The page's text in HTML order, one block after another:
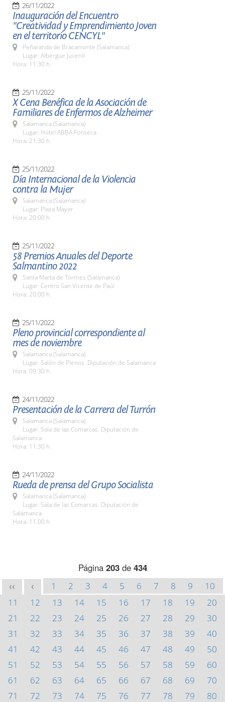
26/11/2022
Inauguración del Encuentro
"Creatividad y Emprendimiento Joven
en el territorio CENCYL"
Peñaranda de Bracamonte (Salamanca)
Lugar: Albergue Juvenil
Hora: 11:30 h.
25/11/2022
X Cena Benéfica de la Asociación de
Familiares de Enfermos de Alzheimer
Salamanca (Salamanca)
Lugar: Hotel ABBA Fonseca
Hora: 21:30 h.
25/11/2022
Día Internacional de la Violencia
contra la Mujer
Salamanca (Salamanca)
Lugar: Plaza Mayor
Hora: 20:00 h.
25/11/2022
58 Premios Anuales del Deporte
Salmantino 2022
Santa Marta de Tormes (Salamanca)
Lugar: Centro San Vicente de Paúl
Hora: 20:00 h.
25/11/2022
Pleno provincial correspondiente al
mes de noviembre
Salamanca (Salamanca)
Lugar: Salón de Plenos. Diputación de Salamanca
Hora: 09:30 h.
24/11/2022
Presentación de la Carrera del Turrón
Salamanca (Salamanca)
Lugar: Sala de las Comarcas. Diputación de
Salamanca
Hora: 11:30 h.
24/11/2022
Rueda de prensa del Grupo Socialista
Salamanca (Salamanca)
Lugar: Sala de las Comarcas. Diputación de
Salamanca
Hora: 11:00 h.
Página 203de 434
<< < 1 2 3 4 5 6 7 8 9
10
11
12 13 14 15 16 17 18 19
20
21
22 23 24 25 26 27 28 29
30
31
32 33 34 35 36 37 38 39
40
41
42 43 44 45 46 47 48 49
50
51
52 53 54 55 56 57 58 59
60
61
62 63 64 65 66 67 68 69
70
71
72 73 74 75 76 77 78 79
80